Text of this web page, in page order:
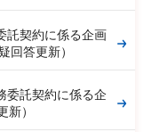
託契約に係る企画
回答更新）
委託契約に係る企
）